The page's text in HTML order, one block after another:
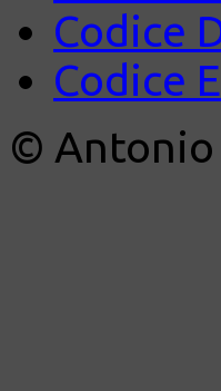
Codice
Codice
© Antonio